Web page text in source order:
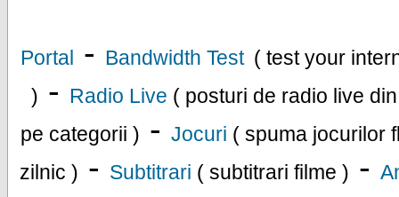
Portal - Bandwidth Test ( test your
) - Radio Live ( posturi de radio live
pe categorii ) - Jocuri ( spuma jocurilor
zilnic ) - Subtitrari ( subtitrari filme ) -